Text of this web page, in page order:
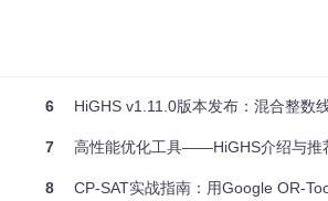
解器功能。
即可在不同求解器间无缝切换。
6 HiGHS v1.11.0版本发布：混合整数
7 高性能优化工具——HiGHS介绍与推
8 CP-SAT实战指南：用Google OR-